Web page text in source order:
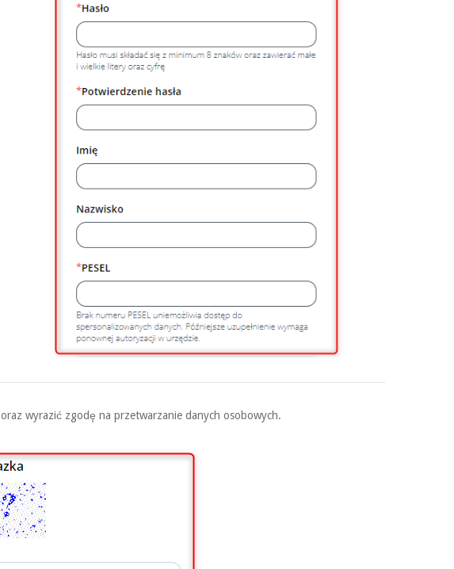
wyrazić zgodę na przetwarzanie danych osobowych.